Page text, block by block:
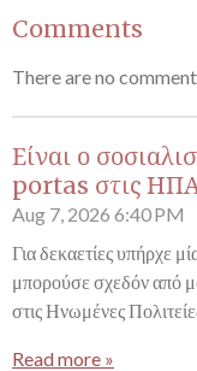
Comments
There are no
Είναι ο
portas στις
Aug 7, 2026 6:40 PM
Για δεκαετίες υπήρχε
μπορούσε σχεδόν από
στις Ηνωμένες
Read more »